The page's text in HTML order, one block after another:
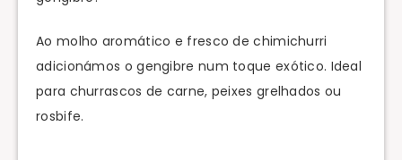
Ao molho aromático e fresco de chimichurri
adicionámos o gengibre num toque exótico. Ideal
para churrascos de carne, peixes grelhados ou
rosbife.